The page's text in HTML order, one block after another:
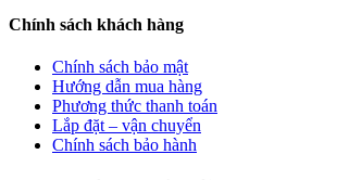
Chính sách khách hàng
Chính sách bảo mật
Hướng dẫn mua hàng
Phương thức thanh toán
Lắp đặt – vận chuyển
Chính sách bảo hành